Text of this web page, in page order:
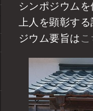
シンポジウム
上人を顕彰す
ジウム要旨は